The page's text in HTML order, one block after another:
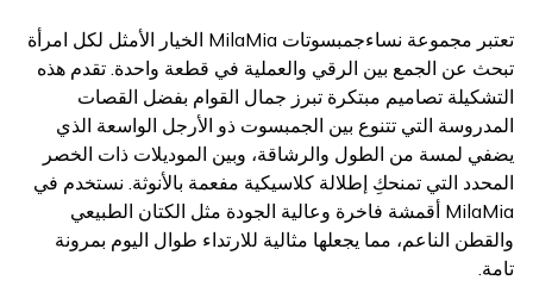
تعتبر مجموعة نساءجمبسوتات MilaMia الخيار الأمثل لكل امرأة
تبحث عن الجمع بين الرقي والعملية في قطعة واحدة. تقدم هذه
التشكيلة تصاميم مبتكرة تبرز جمال القوام بفضل القصات
المدروسة التي تتنوع بين الجمبسوت ذو الأرجل الواسعة الذي
يضفي لمسة من الطول والرشاقة، وبين الموديلات ذات الخصر
المحدد التي تمنحكِ إطلالة كلاسيكية مفعمة بالأنوثة. نستخدم في
MilaMia أقمشة فاخرة وعالية الجودة مثل الكتان الطبيعي
والقطن الناعم، مما يجعلها مثالية للارتداء طوال اليوم بمرونة
تامة.